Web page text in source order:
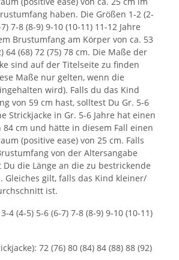
haben. Die Größen 1-2 (2-
7-8 (8-9) 9-10 (10-11) 11-12 Jahre
Brustumfang am Körper von ca. 53
64 (68) 72 (75) 78 cm. Die Maße der
sind auf der Titelseite zu finden
Maße nur gelten, wenn die
wird). Falls du das Kind
von 59 cm hast, solltest Du Gr. 5-6
Strickjacke in Gr. 5-6 Jahre hat einen
84 cm und hätte in diesem Fall einen
(positive ease) von 25 cm. Falls
von der Altersangabe
die Länge an die zu bestrickende
Gleiches gilt, falls das Kind kleiner/
ist.
4 (4-5) 5-6 (6-7) 7-8 (8-9) 9-10 (10-11)
72 (76) 80 (84) 84 (88) 88 (92)